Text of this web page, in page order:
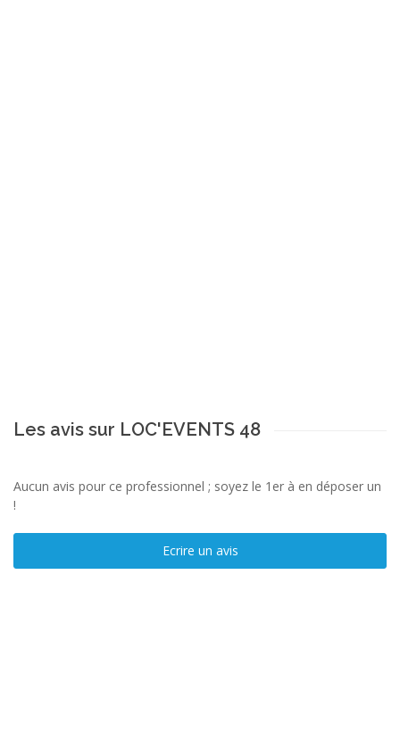
Les avis sur LOC'EVENTS 48
Aucun avis pour ce professionnel ; soyez le 1er à en déposer un
!
Ecrire un avis